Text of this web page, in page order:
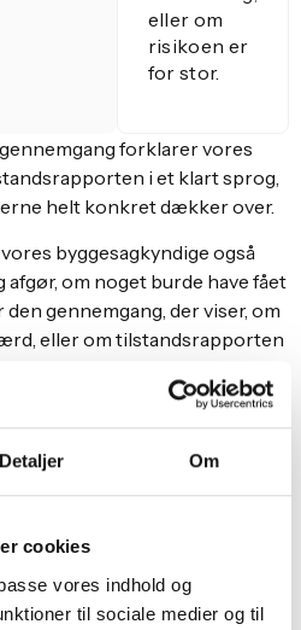
Detaljer Om
cookies
vores indhold og
til sociale medier og til
eller om
risikoen er
for stor.
forklarer vores
i et klart sprog,
helt konkret dækker over.
byggesagkyndige også
om noget burde have fået
gennemgang, der viser, om
eller om tilstandsrapporten
ydelser